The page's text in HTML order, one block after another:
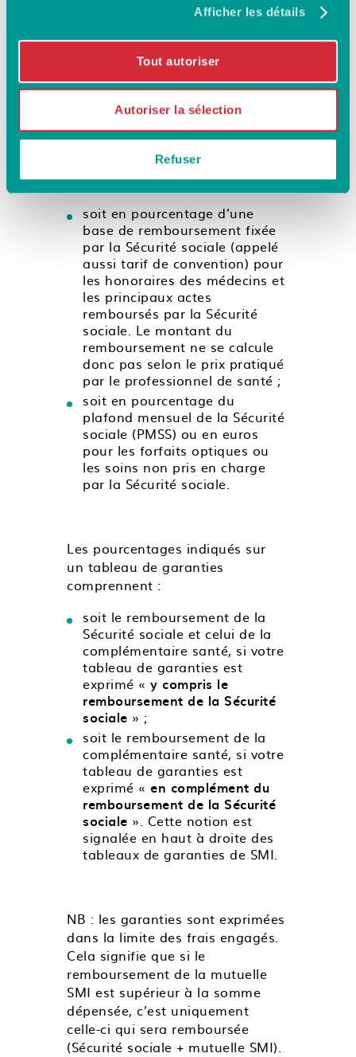
Afficher les détails
Tout autoriser
Autoriser la sélection
Refuser
s’organise par postes de soins.
l’hospitalisation, les soins
courants, le dentaire, l’optique,
l’audiologie, etc.
Les niveaux de remboursements
d’une complémentaire santé
sont exprimés :
soit en pourcentage d’une
base de remboursement fixée
par la Sécurité sociale (appelé
aussi tarif de convention) pour
les honoraires des médecins et
les principaux actes
remboursés par la Sécurité
sociale. Le montant du
remboursement ne se calcule
donc pas selon le prix pratiqué
par le professionnel de santé ;
soit en pourcentage du
plafond mensuel de la Sécurité
sociale (PMSS) ou en euros
pour les forfaits optiques ou
les soins non pris en charge
par la Sécurité sociale.
Les pourcentages indiqués sur
un tableau de garanties
comprennent :
soit le remboursement de la
Sécurité sociale et celui de la
complémentaire santé, si votre
tableau de garanties est
exprimé « y compris le
remboursement de la Sécurité
sociale » ;
soit le remboursement de la
complémentaire santé, si votre
tableau de garanties est
exprimé « en complément du
remboursement de la Sécurité
sociale ». Cette notion est
signalée en haut à droite des
tableaux de garanties de SMI.
NB : les garanties sont exprimées
dans la limite des frais engagés.
Cela signifie que si le
remboursement de la mutuelle
SMI est supérieur à la somme
dépensée, c’est uniquement
celle-ci qui sera remboursée
(Sécurité sociale + mutuelle SMI).